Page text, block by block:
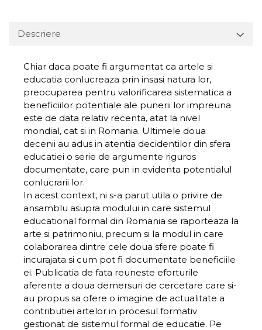
Descriere
Chiar daca poate fi argumentat ca artele si
educatia conlucreaza prin insasi natura lor,
preocuparea pentru valorificarea sistematica a
beneficiilor potentiale ale punerii lor impreuna
este de data relativ recenta, atat la nivel
mondial, cat si in Romania. Ultimele doua
decenii au adus in atentia decidentilor din sfera
educatiei o serie de argumente riguros
documentate, care pun in evidenta potentialul
conlucrarii lor.
In acest context, ni s-a parut utila o privire de
ansamblu asupra modului in care sistemul
educational formal din Romania se raporteaza la
arte si patrimoniu, precum si la modul in care
colaborarea dintre cele doua sfere poate fi
incurajata si cum pot fi documentate beneficiile
ei. Publicatia de fata reuneste eforturile
aferente a doua demersuri de cercetare care si-
au propus sa ofere o imagine de actualitate a
contributiei artelor in procesul formativ
gestionat de sistemul formal de educatie. Pe